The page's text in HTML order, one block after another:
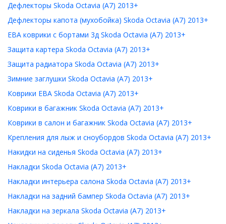
Дефлекторы Skoda Octavia (A7) 2013+
Дефлекторы капота (мухобойка) Skoda Octavia (A7) 2013+
ЕВА коврики с бортами 3д Skoda Octavia (A7) 2013+
Защита картера Skoda Octavia (A7) 2013+
Защита радиатора Skoda Octavia (A7) 2013+
Зимние заглушки Skoda Octavia (A7) 2013+
Коврики ЕВА Skoda Octavia (A7) 2013+
Коврики в багажник Skoda Octavia (A7) 2013+
Коврики в салон и багажник Skoda Octavia (A7) 2013+
Крепления для лыж и сноубордов Skoda Octavia (A7) 2013+
Накидки на сиденья Skoda Octavia (A7) 2013+
Накладки Skoda Octavia (A7) 2013+
Накладки интерьера салона Skoda Octavia (A7) 2013+
Накладки на задний бампер Skoda Octavia (A7) 2013+
Накладки на зеркала Skoda Octavia (A7) 2013+